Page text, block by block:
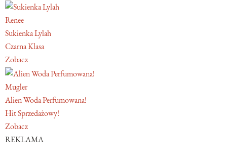
Renee
Sukienka Lylah
Czarna Klasa
Zobacz
Mugler
Alien Woda Perfumowana!
Hit Sprzedażowy!
Zobacz
REKLAMA